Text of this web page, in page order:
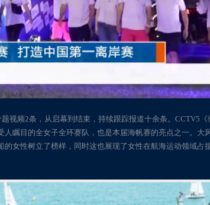
视频2条，从启幕到结束，持续跟踪报道十余条。CCTV5
瞩目的全女子全环赛队，也是本届海帆赛的亮点之一。
女性树立了榜样，同时这也展现了女性在航海运动领域